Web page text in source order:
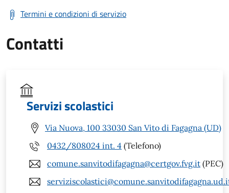
Termini e condizioni di servizio
Contatti
Servizi scolastici
Via Nuova, 100 33030 San Vito di Fagagna (UD)
0432/808024 int. 4 (Telefono)
comune.sanvitodifagagna@certgov.fvg.it (PEC)